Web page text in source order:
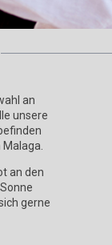
an
unsere
an den
gerne